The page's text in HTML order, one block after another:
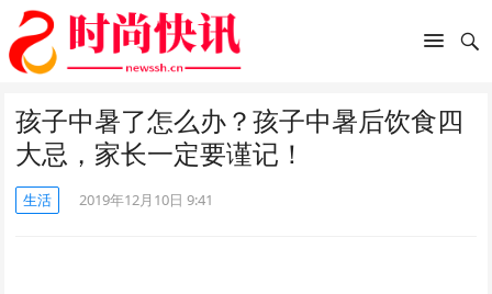
孩子中暑了怎么办？孩子中暑后饮食四
大忌，家长一定要谨记！
生活 2019年12月10日 9:41